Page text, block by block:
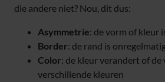
die andere niet? Nou, dit dus:
Asymmetrie: de vorm of kleur
Border: de rand is
Color: de kleur verandert of de
verschillende kleuren